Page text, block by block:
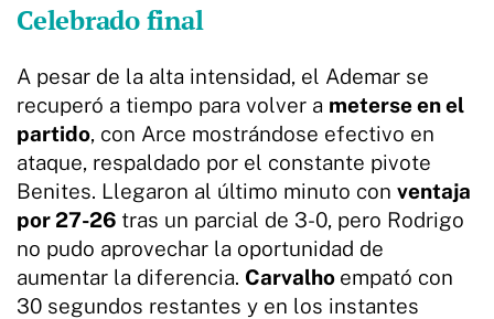
Celebrado final
A pesar de la alta intensidad, el Ademar se
recuperó a tiempo para volver a meterse en el
partido, con Arce mostrándose efectivo en
ataque, respaldado por el constante pivote
Benites. Llegaron al último minuto con ventaja
por 27-26 tras un parcial de 3-0, pero Rodrigo
no pudo aprovechar la oportunidad de
aumentar la diferencia. Carvalho empató con
30 segundos restantes y en los instantes